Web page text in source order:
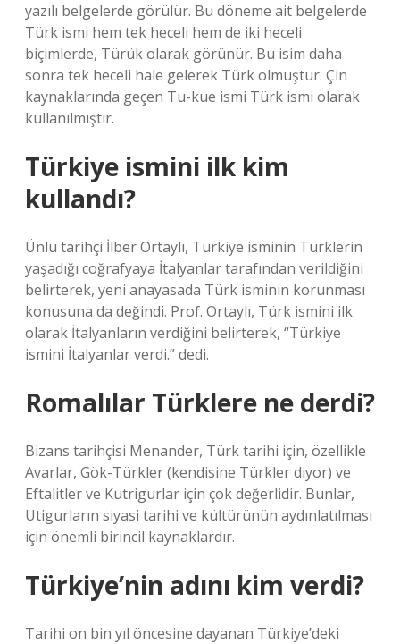
yazılı belgelerde görülür. Bu döneme ait belgelerde
Türk ismi hem tek heceli hem de iki heceli
biçimlerde, Türük olarak görünür. Bu isim daha
sonra tek heceli hale gelerek Türk olmuştur. Çin
kaynaklarında geçen Tu-kue ismi Türk ismi olarak
kullanılmıştır.
Türkiye ismini ilk kim
kullandı?
Ünlü tarihçi İlber Ortaylı, Türkiye isminin Türklerin
yaşadığı coğrafyaya İtalyanlar tarafından verildiğini
belirterek, yeni anayasada Türk isminin korunması
konusuna da değindi. Prof. Ortaylı, Türk ismini ilk
olarak İtalyanların verdiğini belirterek, “Türkiye
ismini İtalyanlar verdi.” dedi.
Romalılar Türklere ne derdi?
Bizans tarihçisi Menander, Türk tarihi için, özellikle
Avarlar, Gök-Türkler (kendisine Türkler diyor) ve
Eftalitler ve Kutrigurlar için çok değerlidir. Bunlar,
Utigurların siyasi tarihi ve kültürünün aydınlatılması
için önemli birincil kaynaklardır.
Türkiye’nin adını kim verdi?
Tarihi on bin yıl öncesine dayanan Türkiye’deki